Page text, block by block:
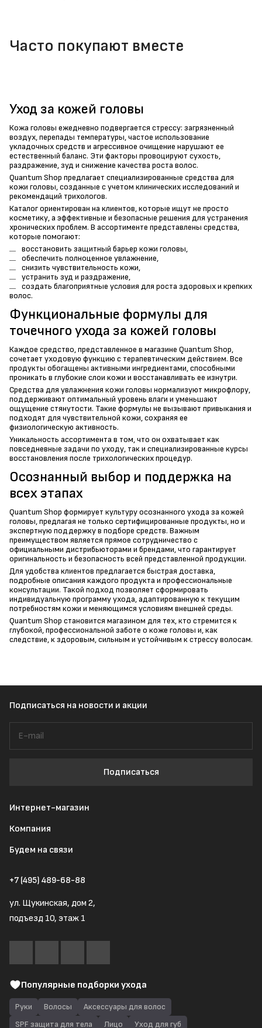
Часто покупают вместе
Уход за кожей головы
Кожа головы ежедневно подвергается стрессу: загрязненный
воздух, перепады температуры, частое использование
укладочных средств и агрессивное очищение нарушают ее
естественный баланс. Эти факторы провоцируют сухость,
раздражение, зуд и снижение качества роста волос.
Quantum Shop предлагает специализированные средства для
кожи головы, созданные с учетом клинических исследований и
рекомендаций трихологов.
Каталог ориентирован на клиентов, которые ищут не просто
косметику, а эффективные и безопасные решения для устранения
хронических проблем. В ассортименте представлены средства,
которые помогают:
восстановить защитный барьер кожи головы,
обеспечить полноценное увлажнение,
снизить чувствительность кожи,
устранить зуд и раздражение,
создать благоприятные условия для роста здоровых и крепких
волос.
Функциональные формулы для
точечного ухода за кожей головы
Каждое средство, представленное в магазине Quantum Shop,
сочетает уходовую функцию с терапевтическим действием. Все
продукты обогащены активными ингредиентами, способными
проникать в глубокие слои кожи и восстанавливать ее изнутри.
Средства для увлажнения кожи головы нормализуют микрофлору,
поддерживают оптимальный уровень влаги и уменьшают
ощущение стянутости. Такие формулы не вызывают привыкания и
подходят для чувствительной кожи, сохраняя ее
физиологическую активность.
Уникальность ассортимента в том, что он охватывает как
повседневные задачи по уходу, так и специализированные курсы
восстановления после трихологических процедур.
Осознанный выбор и поддержка на
всех этапах
Quantum Shop формирует культуру осознанного ухода за кожей
головы, предлагая не только сертифицированные продукты, но и
экспертную поддержку в подборе средств. Важным
преимуществом является прямое сотрудничество с
официальными дистрибьюторами и брендами, что гарантирует
оригинальность и безопасность всей представленной продукции.
Для удобства клиентов предлагается быстрая доставка,
подробные описания каждого продукта и профессиональные
консультации. Такой подход позволяет сформировать
индивидуальную программу ухода, адаптированную к текущим
потребностям кожи и меняющимся условиям внешней среды.
Quantum Shop становится магазином для тех, кто стремится к
глубокой, профессиональной заботе о коже головы и, как
следствие, к здоровым, сильным и устойчивым к стрессу волосам.
Подписаться на новости и акции
Подписаться
Интернет-магазин
Компания
Будем на связи
+7 (495) 489-68-88
ул. Щукинская, дом 2,
подъезд 10, этаж 1
Популярные подборки ухода
Руки Волосы
Аксессуары для волос
SPF защита для тела
Лицо Уход для губ